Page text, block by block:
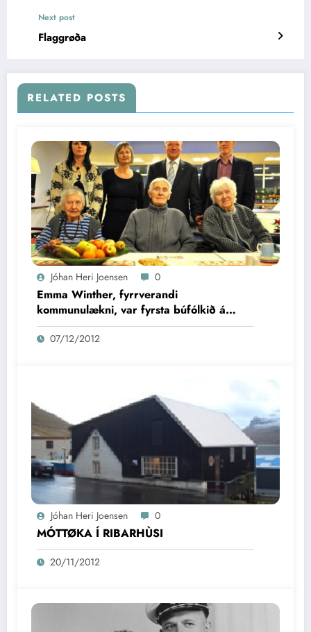
Next post
Flaggrøða
RELATED POSTS
Jóhan Heri Joensen 0
Emma Winther, fyrrverandi
kommunulækni, var fyrsta búfólkið á
Boðanesheiminum
07/12/2012
Jóhan Heri Joensen 0
MÓTTØKA Í RIBARHÙSI
20/11/2012